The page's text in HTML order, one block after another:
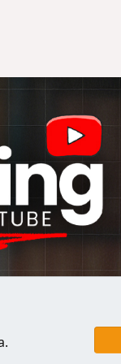
reglas Politicas